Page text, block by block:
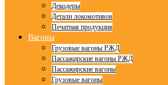
Декодеры
Детали локомотивов
Печатная продукция
Вагоны
Грузовые вагоны РЖД
Пассажирские вагоны РЖД
Пассажирские вагоны
Грузовые вагоны